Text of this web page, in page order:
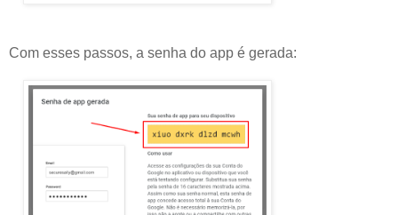
Com esses passos, a senha do app é gerada: